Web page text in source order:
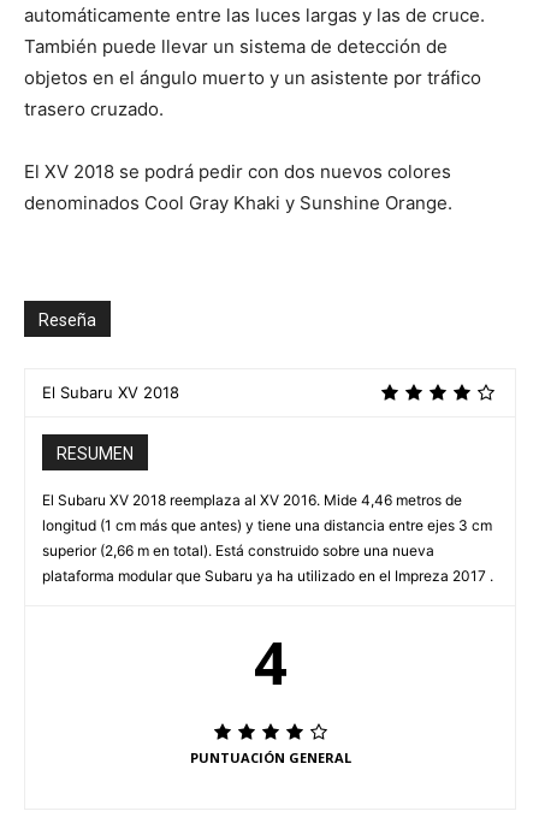
automáticamente entre las luces largas y las de cruce.
También puede llevar un sistema de detección de
objetos en el ángulo muerto y un asistente por tráfico
trasero cruzado.
El XV 2018 se podrá pedir con dos nuevos colores
denominados Cool Gray Khaki y Sunshine Orange.
Reseña
El Subaru XV 2018
RESUMEN
El Subaru XV 2018 reemplaza al XV 2016. Mide 4,46 metros de
longitud (1 cm más que antes) y tiene una distancia entre ejes 3 cm
superior (2,66 m en total). Está construido sobre una nueva
plataforma modular que Subaru ya ha utilizado en el Impreza 2017 .
4
PUNTUACIÓN GENERAL